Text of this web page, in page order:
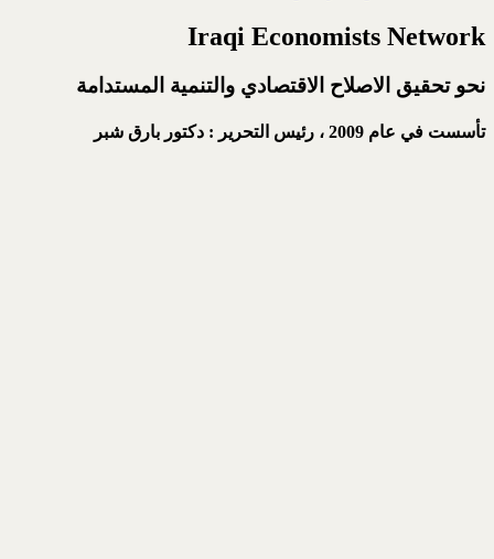
Iraqi Economists Network
نحو تحقيق الاصلاح الاقتصادي والتنمية المستدامة
تأسست في عام 2009 ، رئيس التحرير : دكتور بارق شبر